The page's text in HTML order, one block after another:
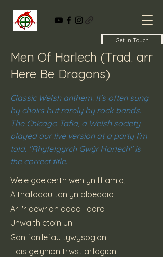
Get In Touch
Men Of Harlech (Trad. arr
Here Be Dragons)
Classic Welsh anthem. It's often sung
by choirs but rarely by rock bands.
The Chicago Tafia, a Welsh society
played our live version at a party I'm
told. "Rhyfelgyrch Gwŷr Harlech" is
the correct title.
Wele goelcerth wen yn fflamio,
A thafodau tan yn bloeddio
Ar i'r dewrion ddod i daro
Unwaith eto'n un
Gan fanllefau tywysogion
Llais gelynion trwst arfogion